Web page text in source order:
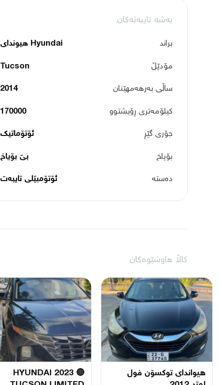
بەشە تایبەتەکان
براند
Hyundai هیوندای
مۆدێڵ
Tucson
ساڵی بەرهەمهێنان
2014
کیلۆمەتری ڕۆیشتوو
170000
جۆری گێڕ
ئۆتۆماتیک
بۆیاخ
بێ بۆیاخ
دەستە
ئۆتۆمبێلی تایبه‌ت
کاڵا هاوشێوەکان
هیواندای توکسۆن فول
🔴 2023 HYUNDAI